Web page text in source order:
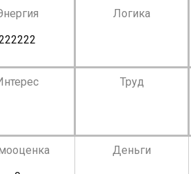
Логика
Труд
Деньги